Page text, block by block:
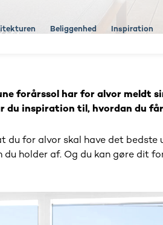
Beliggenhed Inspiration
forårssol har for alvor meldt
du inspiration til, hvordan du
du for alvor skal have det
holder af. Og du kan gøre dit